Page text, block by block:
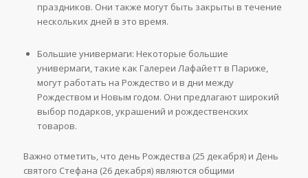
праздников. Они также могут быть закрыты в течение
нескольких дней в это время.
Большие универмаги: Некоторые большие
универмаги, такие как Галереи Лафайетт в Париже,
могут работать на Рождество и в дни между
Рождеством и Новым годом. Они предлагают широкий
выбор подарков, украшений и рождественских
товаров.
Важно отметить, что день Рождества (25 декабря) и День
святого Стефана (26 декабря) являются общими